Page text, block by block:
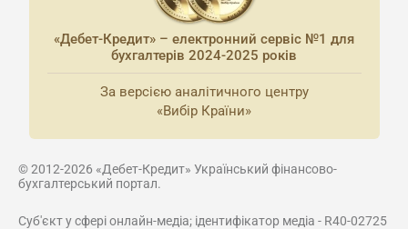
«Дебет-Кредит» – електронний сервіс №1 для
бухгалтерів 2024-2025 років
За версією аналітичного центру
«Вибір Країни»
© 2012-2026 «Дебет-Кредит» Український фінансово-
бухгалтерський портал.
Суб'єкт у сфері онлайн-медіа; ідентифікатор медіа - R40-02725